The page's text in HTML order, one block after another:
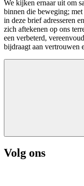
We kijken ernaar uit om
binnen die beweging;
in deze brief adresseren
zich aftekenen op ons
een verbeterd,
bijdraagt aan vertrouwen
Volg ons